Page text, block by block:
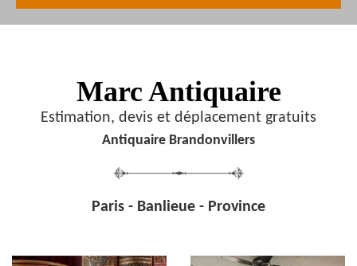
Marc Antiquaire
Estimation, devis et déplacement gratuits
Antiquaire Brandonvillers
Paris - Banlieue - Province